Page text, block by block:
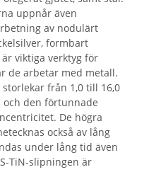
uppnår även
av nodulärt
formbart
viktiga verktyg för
de arbetar med metall.
från 1,0 till 16,0
och den förtunnade
De högra
också av lång
under lång tid även
TiN-slipningen är